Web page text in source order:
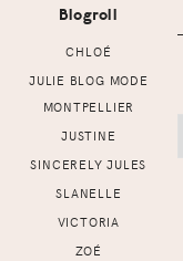
Blogroll
CHLOÉ
JULIE BLOG MODE
MONTPELLIER
JUSTINE
SINCERELY JULES
SLANELLE
VICTORIA
ZOÉ